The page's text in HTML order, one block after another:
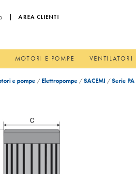
AREA CLIENTI
MOTORI E POMPE VENTILATORI
e pompe / Elettropompe /SACEMI /Serie PA